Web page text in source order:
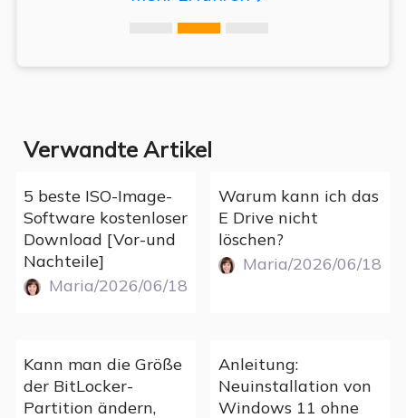
Verwandte Artikel
5 beste ISO-Image-
Software kostenloser
Download [Vor-und
Nachteile]
Maria/2026/06/18
Warum kann ich das
E Drive nicht
löschen?
Maria/2026/06/18
Kann man die Größe
der BitLocker-
Partition ändern,
Anleitung:
Neuinstallation von
Windows 11 ohne